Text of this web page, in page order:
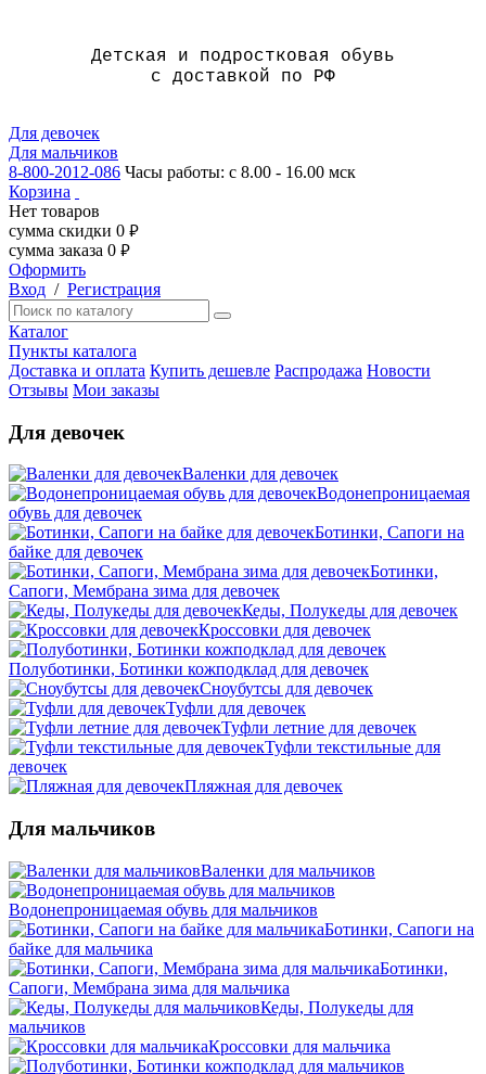
Детская и подростковая обувь
с доставкой по РФ
Для девочек
Для мальчиков
8-800-2012-086 Часы работы: с 8.00 - 16.00 мск
Корзина
Нет товаров
сумма скидки 0 руб.
сумма заказа 0 руб.
Оформить
Вход / Регистрация
Каталог
Пункты каталога
Доставка и оплата Купить дешевле Распродажа Новости
Отзывы Мои заказы
Для девочек
Валенки для девочек
Водонепроницаемая
обувь для девочек
Ботинки, Сапоги на
байке для девочек
Ботинки,
Сапоги, Мембрана зима для девочек
Кеды, Полукеды для девочек
Кроссовки для девочек
Полуботинки, Ботинки кожподклад для девочек
Сноубутсы для девочек
Туфли для девочек
Туфли летние для девочек
Туфли текстильные для
девочек
Пляжная для девочек
Для мальчиков
Валенки для мальчиков
Водонепроницаемая обувь для мальчиков
Ботинки, Сапоги на
байке для мальчика
Ботинки,
Сапоги, Мембрана зима для мальчика
Кеды, Полукеды для
мальчиков
Кроссовки для мальчика